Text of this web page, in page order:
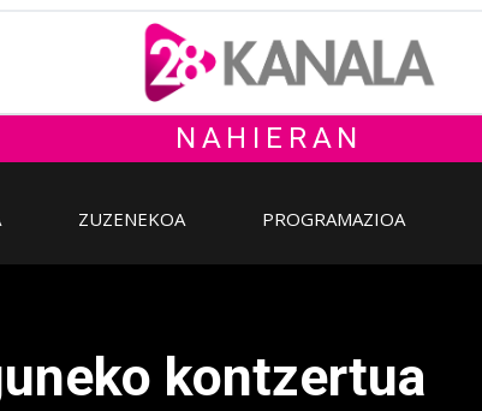
NAHIERAN
ZUZENEKOA PROGRAMAZIOA
kontzertua